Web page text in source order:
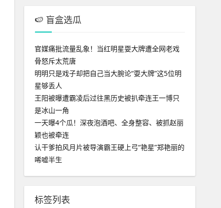
🍉 盲盒选瓜
官媒痛批流量乱象！当红明星耍大牌遭全网老戏
骨怒斥太荒唐
明明只是戏子却把自己当大腕论“耍大牌”这5位明
星够丢人
王阳被曝遭霸凌后过往黑历史被扒牵连王一博只
是冰山一角
一天曝4个瓜！深夜泡酒吧、全身整容、被抓赵丽
颖也被牵连
认干爹拍风月片被导演霸王硬上弓“艳星”郑艳丽的
唏嘘半生
标签列表